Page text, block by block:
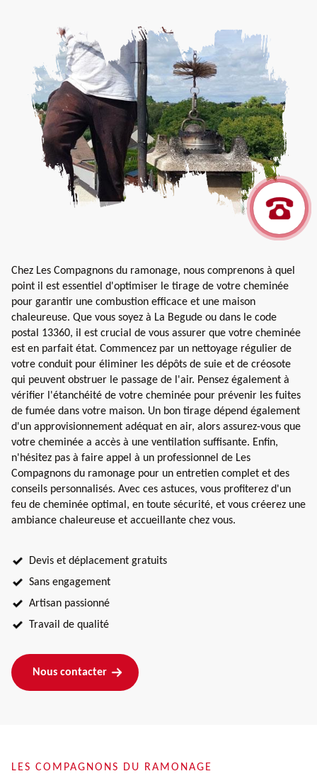
Chez Les Compagnons du ramonage, nous comprenons à quel
point il est essentiel d'optimiser le tirage de votre cheminée
pour garantir une combustion efficace et une maison
chaleureuse. Que vous soyez à La Begude ou dans le code
postal 13360, il est crucial de vous assurer que votre cheminée
est en parfait état. Commencez par un nettoyage régulier de
votre conduit pour éliminer les dépôts de suie et de créosote
qui peuvent obstruer le passage de l'air. Pensez également à
vérifier l'étanchéité de votre cheminée pour prévenir les fuites
de fumée dans votre maison. Un bon tirage dépend également
d'un approvisionnement adéquat en air, alors assurez-vous que
votre cheminée a accès à une ventilation suffisante. Enfin,
n'hésitez pas à faire appel à un professionnel de Les
Compagnons du ramonage pour un entretien complet et des
conseils personnalisés. Avec ces astuces, vous profiterez d'un
feu de cheminée optimal, en toute sécurité, et vous créerez une
ambiance chaleureuse et accueillante chez vous.
Devis et déplacement gratuits
Sans engagement
Artisan passionné
Travail de qualité
Nous contacter
LES COMPAGNONS DU RAMONAGE